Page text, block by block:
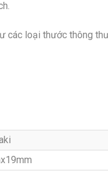
các loại thước thông